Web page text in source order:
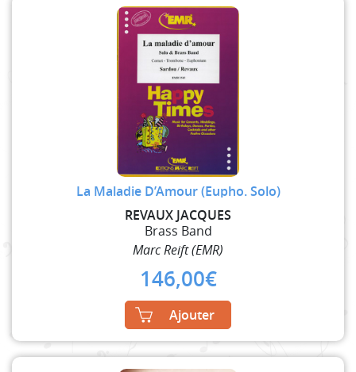
La Maladie D’Amour (Eupho. Solo)
REVAUX JACQUES
Brass Band
Marc Reift (EMR)
146,00€
Ajouter